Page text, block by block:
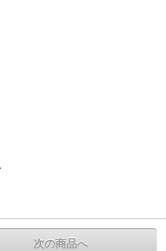
次の商品へ